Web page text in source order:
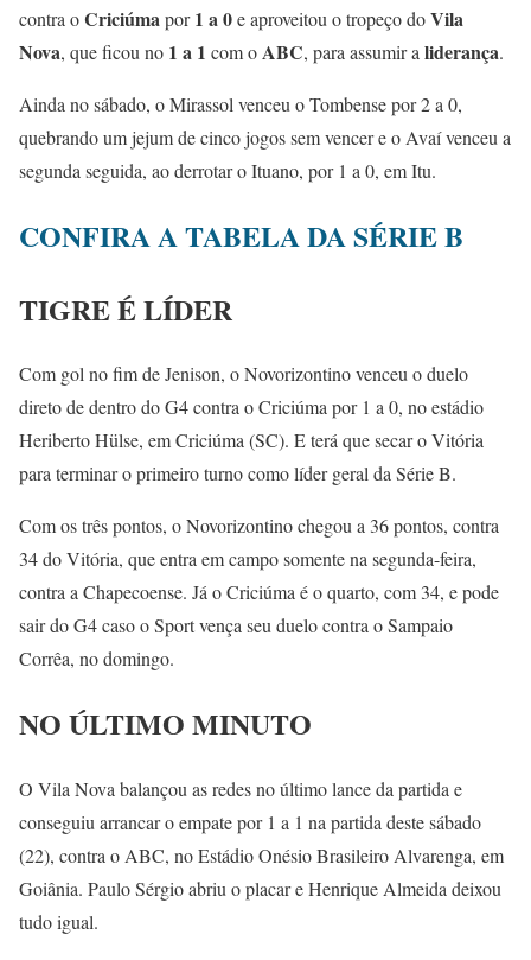
contra oCriciúmapor1 a 0e aproveitou o tropeço doVila
Nova, que ficou no 1 a 1 com oABC, para assumir a liderança.
Ainda no sábado, o Mirassol venceu o Tombense por 2 a 0,
quebrando um jejum de cinco jogos sem vencer e o Avaí venceu a
segunda seguida, ao derrotar o Ituano, por 1 a 0, em Itu.
CONFIRA A TABELA DA SÉRIE B
TIGRE É LÍDER
Com gol no fim de Jenison, o Novorizontino venceu o duelo
direto de dentro do G4 contra o Criciúma por 1 a 0, no estádio
Heriberto Hülse, em Criciúma (SC). E terá que secar o Vitória
para terminar o primeiro turno como líder geral da Série B.
Com os três pontos, o Novorizontino chegou a 36 pontos, contra
34 do Vitória, que entra em campo somente na segunda-feira,
contra a Chapecoense. Já o Criciúma é o quarto, com 34, e pode
sair do G4 caso o Sport vença seu duelo contra o Sampaio
Corrêa, no domingo.
NO ÚLTIMO MINUTO
O Vila Nova balançou as redes no último lance da partida e
conseguiu arrancar o empate por 1 a 1 na partida deste sábado
(22), contra o ABC, no Estádio Onésio Brasileiro Alvarenga, em
Goiânia. Paulo Sérgio abriu o placar e Henrique Almeida deixou
tudo igual.